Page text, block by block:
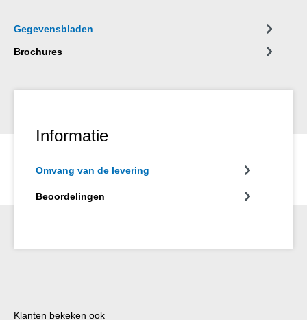
houdt deze operationeel
Gegevensbladen
Brochures
Informatie
Omvang van de levering
Beoordelingen
Productgalerij overslaan
Klanten bekeken ook